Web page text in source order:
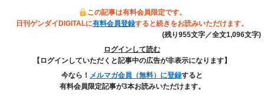
この記事は有料会員限定です。
日刊ゲンダイDIGITALに有料会員登録すると続きをお読みいただけます。
(残り955文字／全文1,096文字)
ログインして読む
【ログインしていただくと記事中の広告が非表示になります】
今なら！ メルマガ会員（無料）に登録すると
有料会員限定記事が3本お読みいただけます。